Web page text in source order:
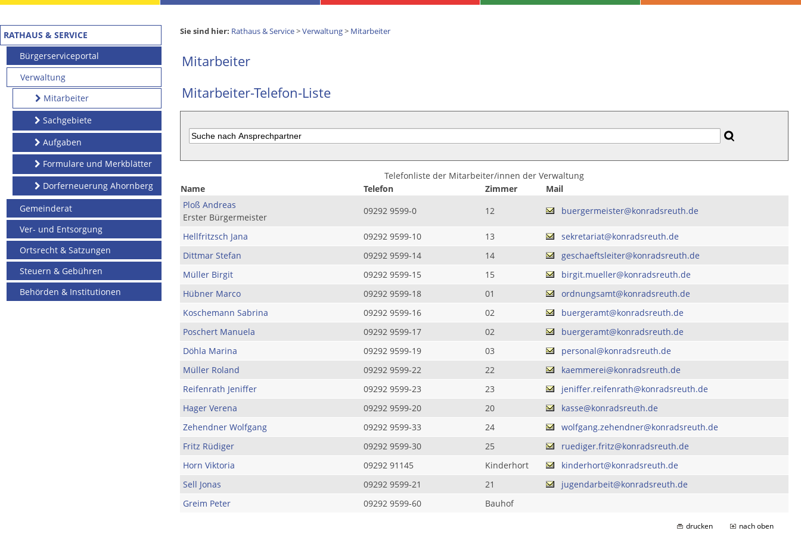
RATHAUS & SERVICE
Bürgerserviceportal
Verwaltung
Mitarbeiter
Sachgebiete
Aufgaben
Formulare und Merkblätter
Dorferneuerung Ahornberg
Gemeinderat
Ver- und Entsorgung
Ortsrecht & Satzungen
Steuern & Gebühren
Behörden & Institutionen
Sie sind hier: Rathaus & Service>Verwaltung> Mitarbeiter
Mitarbeiter
Mitarbeiter-Telefon-Liste
Telefonliste der Mitarbeiter/innen der Verwaltung
Name
Telefon Zimmer
Mail
Ploß Andreas
Erster Bürgermeister
09292 9599-0 12 buergermeister@konradsreuth.de
Hellfritzsch Jana 09292 9599-10 13
sekretariat@konradsreuth.de
Dittmar Stefan
09292 9599-14 14
geschaeftsleiter@konradsreuth.de
Müller Birgit
09292 9599-15 15
birgit.mueller@konradsreuth.de
Hübner Marco
09292 9599-18 01
ordnungsamt@konradsreuth.de
Koschemann Sabrina
09292 9599-16 02
buergeramt@konradsreuth.de
Poschert Manuela
09292 9599-17 02
buergeramt@konradsreuth.de
Döhla Marina
09292 9599-19 03
personal@konradsreuth.de
Müller Roland
09292 9599-22 22
kaemmerei@konradsreuth.de
Reifenrath Jeniffer
09292 9599-23 23
jeniffer.reifenrath@konradsreuth.de
Hager Verena
09292 9599-20 20
kasse@konradsreuth.de
Zehendner Wolfgang
09292 9599-33 24
wolfgang.zehendner@konradsreuth.de
Fritz Rüdiger
09292 9599-30 25
ruediger.fritz@konradsreuth.de
Horn Viktoria
09292 91145 Kinderhort
kinderhort@konradsreuth.de
Sell Jonas
09292 9599-21 21
jugendarbeit@konradsreuth.de
Greim Peter
09292 9599-60 Bauhof
drucken nach oben